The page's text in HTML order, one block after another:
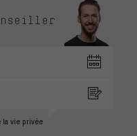
vie privée